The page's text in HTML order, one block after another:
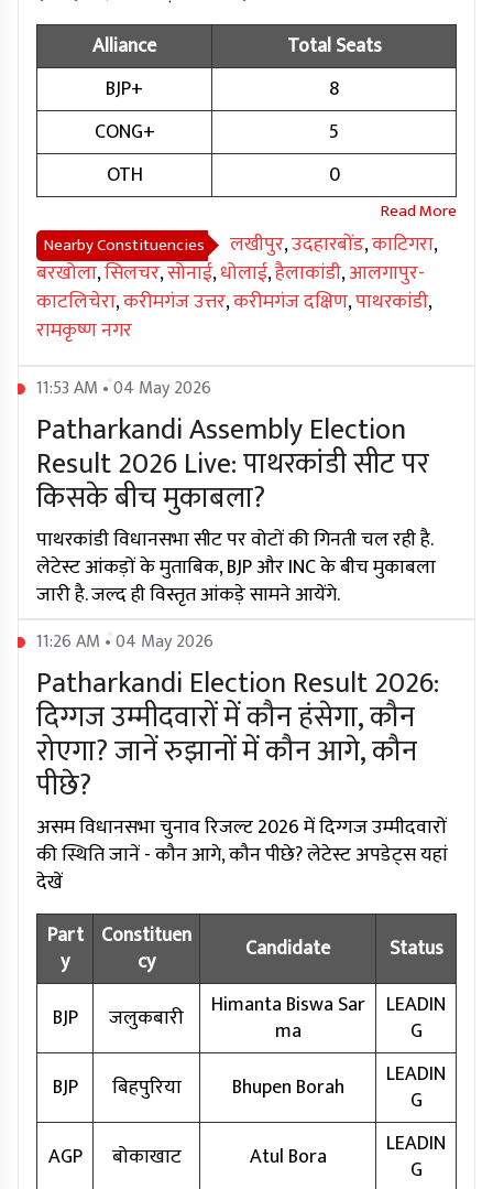
Alliance
Total Seats
BJP+
8
CONG+
5
OTH
0
Nearby Constituencies लखीपुर,उदहारबोंड,काटिगरा,
बरखोला,सिलचर,सोनाई,धोलाई,हैलाकांडी,आलगापुर-
काटलिचेरा,करीमगंज उत्तर,करीमगंज दक्षिण,पाथरकांडी,
रामकृष्ण नगर
11:53 AM • 04 May 2026
Patharkandi Assembly Election
Result 2026 Live: पाथरकांडी सीट पर
किसके बीच मुकाबला?
पाथरकांडी विधानसभा सीट पर वोटों की गिनती चल रही है.
लेटेस्ट आंकड़ों के मुताबिक, BJP और INC के बीच मुकाबला
जारी है. जल्द ही विस्तृत आंकड़े सामने आयेंगे.
11:26 AM • 04 May 2026
Patharkandi Election Result 2026:
दिग्गज उम्मीदवारों में कौन हंसेगा, कौन
रोएगा? जानें रुझानों में कौन आगे, कौन
पीछे?
असम विधानसभा चुनाव रिजल्ट 2026 में दिग्गज उम्मीदवारों
की स्थिति जानें - कौन आगे, कौन पीछे? लेटेस्ट अपडेट्स यहां
देखें
Part
y
Constituen
cy
Candidate Status
BJP जलुकबारी
Himanta Biswa Sar
ma
LEADIN
G
BJP
बिहपुरिया Bhupen Borah
LEADIN
G
AGP
बोकाखाट Atul Bora
LEADIN
G